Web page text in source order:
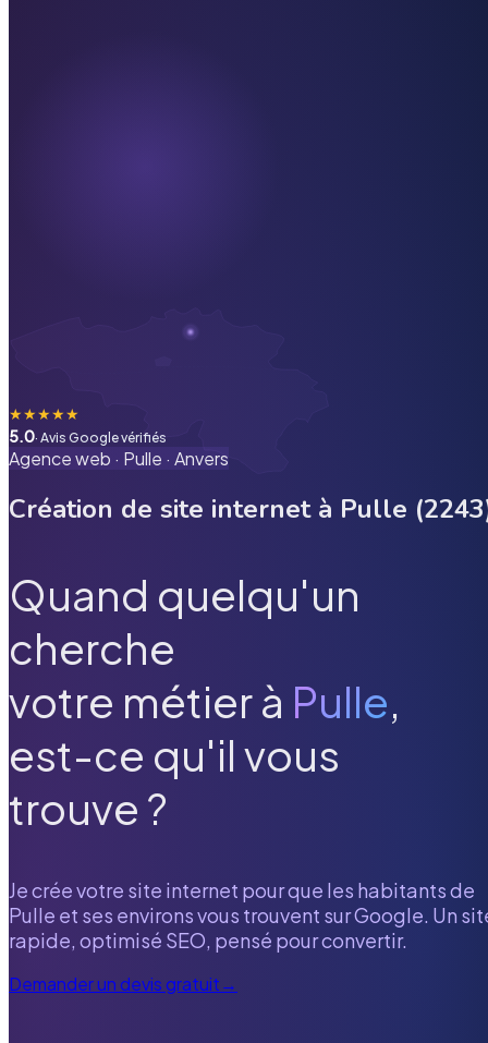
★★★★★
5.0· Avis Google vérifiés
Agence web · Pulle · Anvers
Création de site internet à Pulle (2243
Quand quelqu'un
cherche
votre métier à Pulle,
est-ce qu'il vous
trouve ?
Je crée votre site internet pour que les habitants de
Pulle et ses environs vous trouvent sur Google. Un
rapide, optimisé SEO, pensé pour convertir.
Demander un devis gratuit→